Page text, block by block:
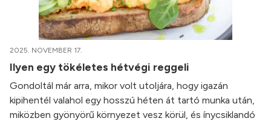
2025. NOVEMBER 17.
Ilyen egy tökéletes hétvégi reggeli
Gondoltál már arra, mikor volt utoljára, hogy igazán
kipihentél valahol egy hosszú héten át tartó munka után,
miközben gyönyörű környezet vesz körül, és ínycsiklandó